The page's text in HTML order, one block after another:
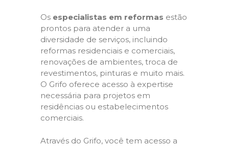
Os especialistas em reformas estão
prontos para atender a uma
diversidade de serviços, incluindo
reformas residenciais e comerciais,
renovações de ambientes, troca de
revestimentos, pinturas e muito mais.
O Grifo oferece acesso à expertise
necessária para projetos em
residências ou estabelecimentos
comerciais.
Através do Grifo, você tem acesso a